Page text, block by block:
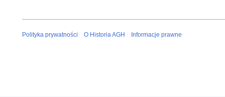
Polityka prywatności O Historia AGH Informacje prawne